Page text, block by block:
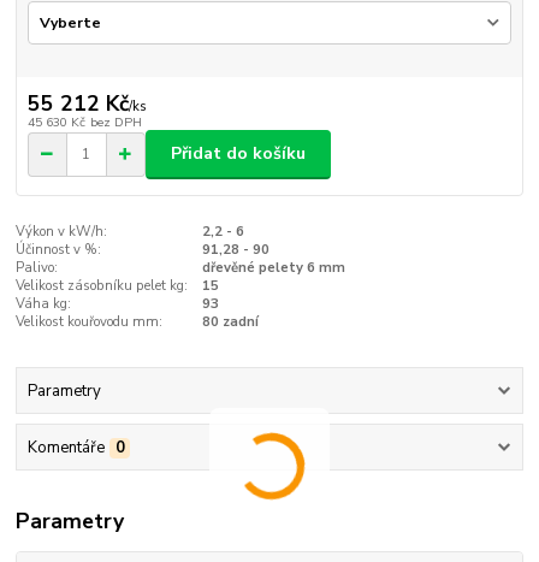
55 212 Kč/ks
45 630 Kč bez DPH
Přidat do košíku
Výkon v kW/h:
2,2 - 6
Účinnost v %:
91,28 - 90
Palivo:
dřevěné pelety 6 mm
Velikost zásobníku pelet kg:
15
Váha kg:
93
Velikost kouřovodu mm:
80 zadní
Parametry
Komentáře 0
Parametry